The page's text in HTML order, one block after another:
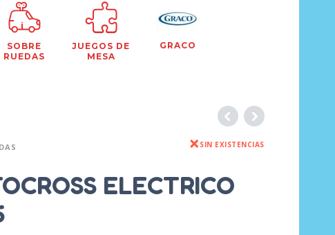
SOBRE
RUEDAS
JUEGOS DE
MESA
GRACO
SIN EXISTENCIAS
ELECTRICO